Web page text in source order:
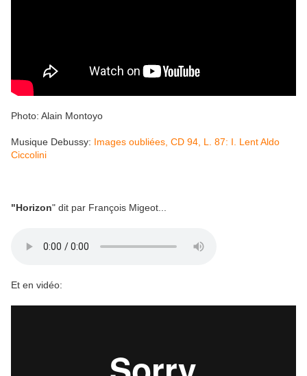
Photo: Alain Montoyo
Musique Debussy: Images oubliées, CD 94, L. 87: I. Lent Aldo
Ciccolini
"Horizon" dit par François Migeot...
Et en vidéo: